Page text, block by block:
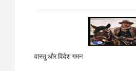
वास्तु और विदेश गमन